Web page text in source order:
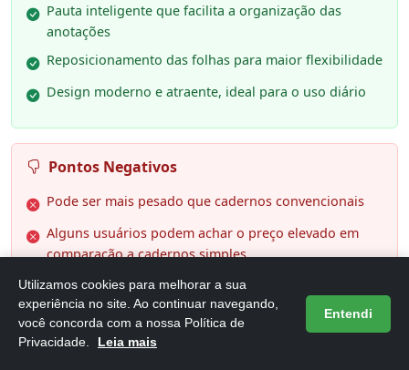
Pauta inteligente que facilita a organização das
anotações
Reposicionamento das folhas para maior flexibilidade
Design moderno e atraente, ideal para o uso diário
Pontos Negativos
Pode ser mais pesado que cadernos convencionais
Alguns usuários podem achar o preço elevado em
comparação a cadernos simples
Utilizamos cookies para melhorar a sua
experiência no site. Ao continuar navegando,
você concorda com a nossa Política de
Privacidade.
Leia mais
Entendi